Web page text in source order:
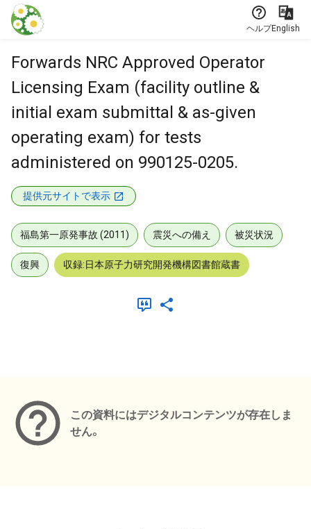
本文に飛ぶ
ヘルプEnglish
Forwards NRC Approved Operator
Licensing Exam (facility outline &
initial exam submittal & as-given
operating exam) for tests
administered on 990125-0205.
提供元サイトで表示
福島第一原発事故 (2011) 震災への備え 被災状況
復興 収録:日本原子力研究開発機構図書館蔵書
この資料にはデジタルコンテンツが存在しま
せん。